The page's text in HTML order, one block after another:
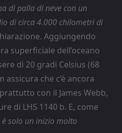
di palla di neve con un
di circa 4.000 chilometri di
Aggiungendo
superficiale dell’oceano
di 20 gradi Celsius (68
che c’è ancora
con il James Webb,
di LHS 1140 b. E, come
è solo un inizio molto